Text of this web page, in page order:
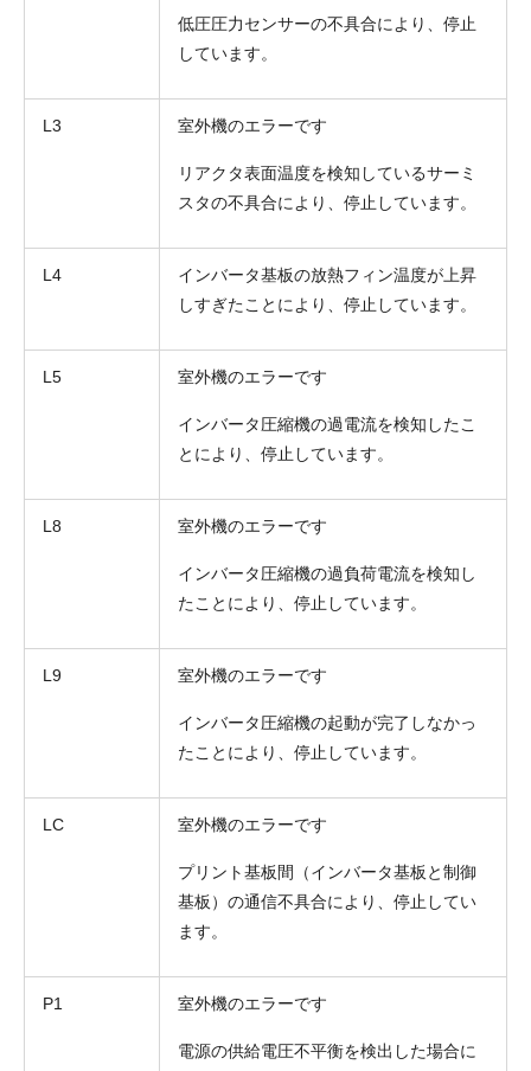
低圧圧力センサーの不具合により、停止
しています。
L3 室外機のエラーです
リアクタ表面温度を検知しているサーミ
スタの不具合により、停止しています。
L4
インバータ基板の放熱フィン温度が上昇
しすぎたことにより、停止しています。
L5 室外機のエラーです
インバータ圧縮機の過電流を検知したこ
とにより、停止しています。
L8 室外機のエラーです
インバータ圧縮機の過負荷電流を検知し
たことにより、停止しています。
L9 室外機のエラーです
インバータ圧縮機の起動が完了しなかっ
たことにより、停止しています。
LC 室外機のエラーです
プリント基板間（インバータ基板と制御
基板）の通信不具合により、停止してい
ます。
P1 室外機のエラーです
電源の供給電圧不平衡を検出した場合に